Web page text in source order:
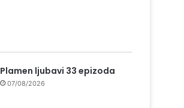
Plamen ljubavi 33 epizoda
07/08/2026